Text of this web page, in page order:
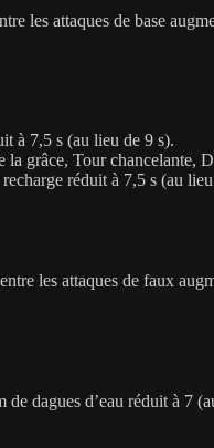
les attaques de base
à 7,5 s (au lieu de 9 s).
grâce, Tour chancelante,
réduit à 7,5 s (au
les attaques de faux
dagues d’eau réduit à 7